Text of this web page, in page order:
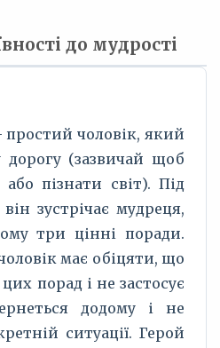
до мудрості
чоловік, який
(зазвичай щоб
пізнати світ). Під
зустрічає мудреця,
три цінні поради.
має обіцяти, що
порад і не застосує
додому і не
ситуації. Герой